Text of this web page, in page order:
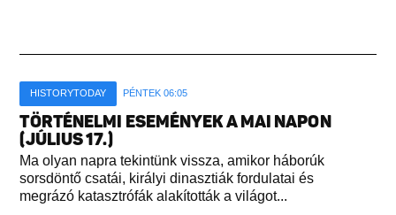
HISTORYTODAY PÉNTEK 06:05
TÖRTÉNELMI ESEMÉNYEK A MAI NAPON
(JÚLIUS 17.)
Ma olyan napra tekintünk vissza, amikor háborúk
sorsdöntő csatái, királyi dinasztiák fordulatai és
megrázó katasztrófák alakították a világot...